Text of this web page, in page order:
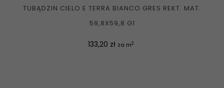
TUBĄDZIN CIELO E TERRA BIANCO GRES REKT. MAT.
59,8X59,8 G1
Cena
133,20 zł za m2